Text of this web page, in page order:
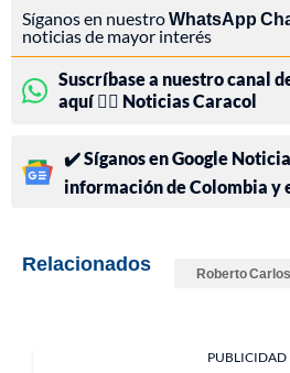
Síganos en nuestroWhatsApp
noticias de mayor interés
Suscríbase a nuestro canal
aquí 👉🏻 Noticias Caracol
✔️ Síganos en Google
información de Colombia y
Relacionados Roberto Carlos
PUBLICIDAD